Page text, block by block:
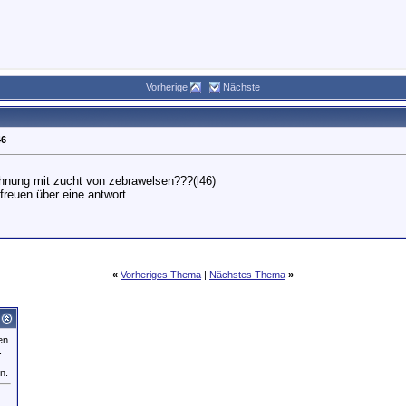
Vorherige Nächste
mit zucht von zebrawelsen???(l46)
über eine antwort
« Vorheriges Thema | Nächstes Thema »